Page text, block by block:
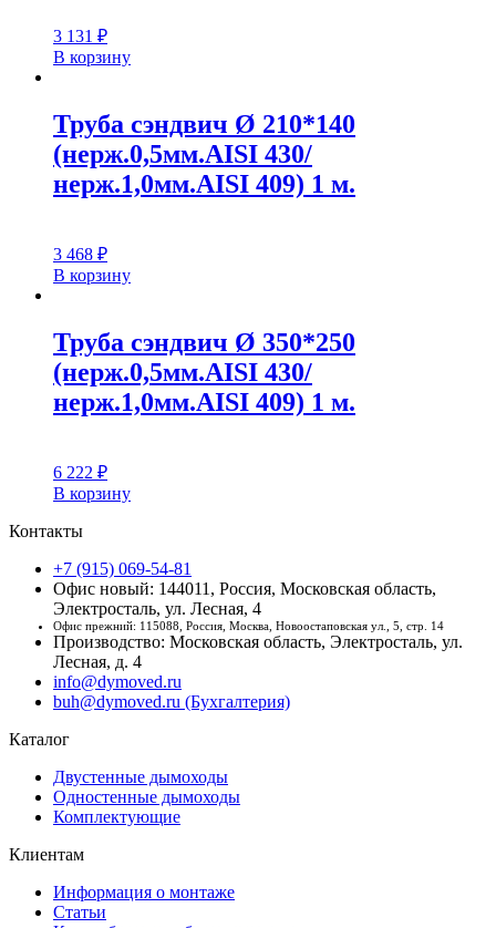
3 131 ₽
В корзину
Труба сэндвич Ø 210*140
(нерж.0,5мм.AISI 430/
нерж.1,0мм.AISI 409) 1 м.
3 468 ₽
В корзину
Труба сэндвич Ø 350*250
(нерж.0,5мм.AISI 430/
нерж.1,0мм.AISI 409) 1 м.
6 222 ₽
В корзину
Контакты
+7 (915) 069-54-81
Офис новый: 144011, Россия, Московская область,
Электросталь, ул. Лесная, 4
Офис прежний: 115088, Россия, Москва, Новоостаповская ул., 5, стр. 14
Производство: Московская область, Электросталь, ул.
Лесная, д. 4
info@dymoved.ru
buh@dymoved.ru (Бухгалтерия)
Каталог
Двустенные дымоходы
Одностенные дымоходы
Комплектующие
Клиентам
Информация о монтаже
Статьи